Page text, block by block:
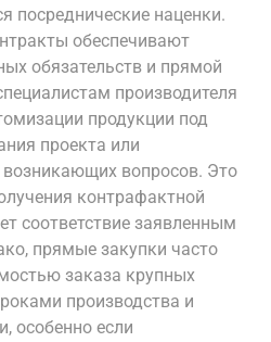
посреднические наценки.
обеспечивают
обязательств и прямой
производителя
продукции под
проекта или
вопросов. Это
контрафактной
соответствие заявленным
прямые закупки часто
заказа крупных
производства и
особенно если